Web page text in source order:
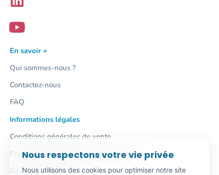
En savoir +
Qui sommes-nous ?
Contactez-nous
FAQ
Informations légales
Conditions générales de vente
Protection des données personnelles
Gestion des cookies
Nous respectons votre vie privée
Nous utilisons des cookies pour optimiser notre site